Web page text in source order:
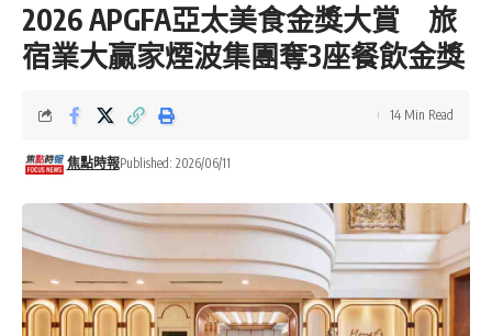
2026 APGFA亞太美食金獎大賞 旅
宿業大贏家煙波集團奪3座餐飲金獎
焦點時報Published: 2026/06/11
14 Min Read